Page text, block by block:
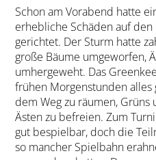
Schon am Vorabend hatte
erhebliche Schäden auf
gerichtet. Der Sturm hatte
große Bäume umgeworfen,
umhergeweht. Das
frühen Morgenstunden alles
dem Weg zu räumen,
Ästen zu befreien. Zum
gut bespielbar, doch die
so mancher Spielbahn